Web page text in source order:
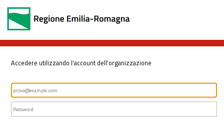
Accedere utilizzando l'account dell'organizzazione